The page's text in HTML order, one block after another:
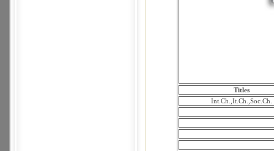
Titles
Int.Ch.,It.Ch.,Soc.Ch.